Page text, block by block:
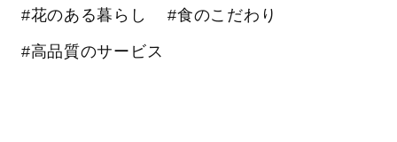
#花のある暮らし #食のこだわり
#高品質のサービス